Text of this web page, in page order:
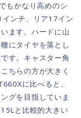
もかなり高めのシ
ンチ、リア17イン
ます。ハードに山
にタイヤを落とし
す。キャスター角
ちらの方が大きく
に比べると、
グを目指していま
と比較的大きい